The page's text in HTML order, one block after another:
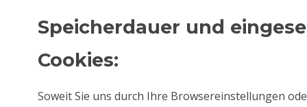
Speicherdauer und
Cookies:
Soweit Sie uns durch Ihre Browsereinstellungen